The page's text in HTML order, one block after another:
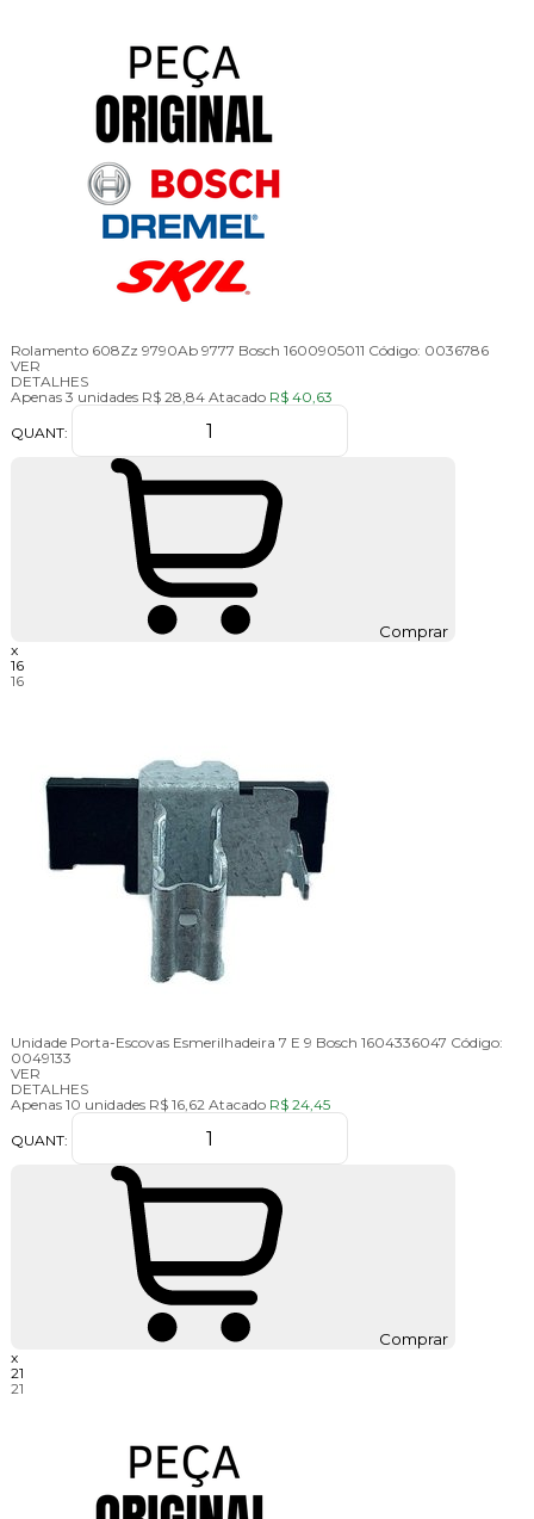
Rolamento 608Zz 9790Ab 9777 Bosch 1600905011 Código: 0036786
VER
DETALHES
Apenas 3 unidades R$ 28,84 Atacado R$ 40,63
QUANT:
Comprar
x
16
16
Unidade Porta-Escovas Esmerilhadeira 7 E 9 Bosch 1604336047 Código:
0049133
VER
DETALHES
Apenas 10 unidades R$ 16,62 Atacado R$ 24,45
QUANT:
Comprar
x
21
21